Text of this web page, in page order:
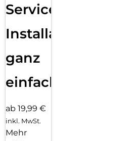
Services
Installation
ganz
einfach
ab 19,99 €
inkl. MwSt.
Mehr